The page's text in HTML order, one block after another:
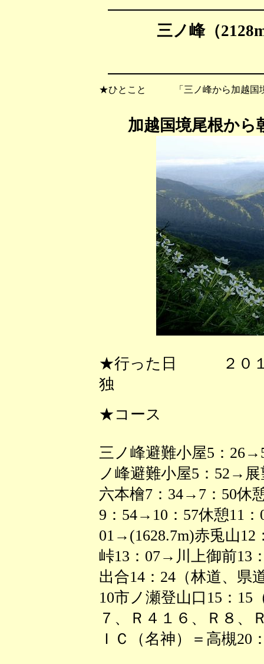
三ノ峰（
★ひとこと 「三ノ峰から加越国境
加越国境尾根から
★行った日 ２０１
独
★コース
三ノ峰避難小屋5：
ノ峰避難小屋5：52→
六本檜7：34→7：50休
9：54→10：57休憩11
01→(1628.7m)赤兎山
峠13：07→川上御前13
出合14：24（林道、県
10市ノ瀬登山口15：15
７、Ｒ４１６、Ｒ８、
ＩＣ（名神）＝高槻20